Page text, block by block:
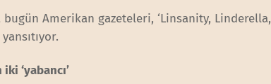
bugün Amerikan gazeteleri, ‘Linsanity, Linderella,
‘yabancı’